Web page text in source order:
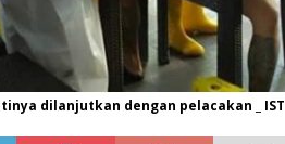
dilanjutkan dengan pelacakan _ IST